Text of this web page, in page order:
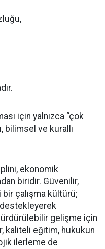
için yalnızca “çok
bilimsel ve kurallı
ekonomik
biridir. Güvenilir,
çalışma kültürü;
sürdürülebilir gelişme için
kaliteli eğitim, hukukun
ilerleme de